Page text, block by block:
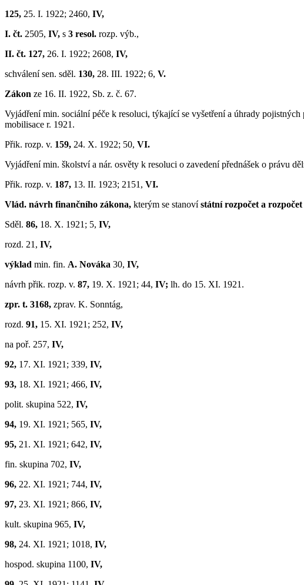
125, 25. I. 1922; 2460, IV,
I. čt. 2505, IV, s 3 resol. rozp. výb.,
II. čt. 127, 26. I. 1922; 2608, IV,
schválení sen. sděl. 130, 28. III. 1922; 6, V.
Zákon ze 16. II. 1922, Sb. z. č. 67.
Vyjádření min. sociální péče k resoluci, týkající se vyšetření a úhrady
mobilisace r. 1921.
Přik. rozp. v. 159, 24. X. 1922; 50, VI.
Vyjádření min. školství a nár. osvěty k resoluci o zavedení přednášek o právu
Přik. rozp. v. 187, 13. II. 1923; 2151, VI.
Vlád. návrh finančního zákona, kterým se stanovístátní rozpočet a
Sděl. 86, 18. X. 1921; 5, IV,
rozd. 21, IV,
výklad min. fin. A. Nováka 30, IV,
návrh přik. rozp. v. 87, 19. X. 1921; 44, IV; lh. do 15. XI. 1921.
zpr. t. 3168, zprav. K. Sonntág,
rozd. 91, 15. XI. 1921; 252, IV,
na poř. 257, IV,
92, 17. XI. 1921; 339, IV,
93, 18. XI. 1921; 466, IV,
polit. skupina 522, IV,
94, 19. XI. 1921; 565, IV,
95, 21. XI. 1921; 642, IV,
fin. skupina 702, IV,
96, 22. XI. 1921; 744, IV,
97, 23. XI. 1921; 866, IV,
kult. skupina 965, IV,
98, 24. XI. 1921; 1018, IV,
hospod. skupina 1100, IV,